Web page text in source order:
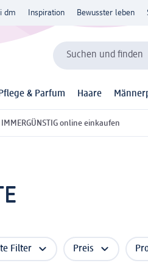
dm Inspiration Bewusster leben
Suchen und finden
& Parfum Haare
IMMERGÜNSTIG online einkaufen
Filter Preis